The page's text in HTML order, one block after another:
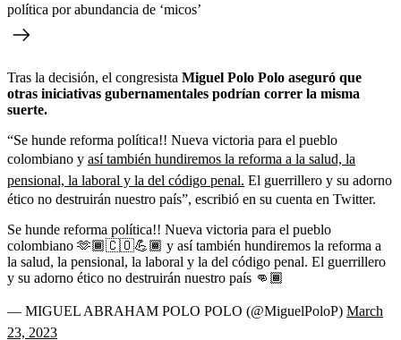
política por abundancia de ‘micos’
Tras la decisión, el congresista Miguel Polo Polo aseguró que
otras iniciativas gubernamentales podrían correr la misma
suerte.
“Se hunde reforma política!! Nueva victoria para el pueblo
colombiano y así también hundiremos la reforma a la salud, la
pensional, la laboral y la del código penal. El guerrillero y su adorno
ético no destruirán nuestro país”, escribió en su cuenta en Twitter.
Se hunde reforma política!! Nueva victoria para el pueblo
colombiano 🫶🏾🇨🇴💪🏾 y así también hundiremos la reforma a
la salud, la pensional, la laboral y la del código penal. El guerrillero
y su adorno ético no destruirán nuestro país 👊🏾
— MIGUEL ABRAHAM POLO POLO (@MiguelPoloP) March
23, 2023